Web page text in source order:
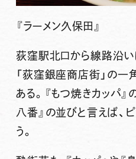
『ラーメン久保田 』
荻窪駅北口から線路沿い
「荻窪銀座商店街」の一
ある。『もつ焼きカッパ』
八番』の並びと言えば、
う。